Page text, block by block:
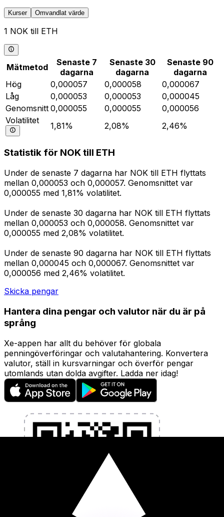
Kurser Omvandlat värde
1 NOK till ETH
Mätmetod
Senaste 7
dagarna
Senaste 30
dagarna
Senaste 90
dagarna
Hög
0,000057 0,000058
0,000067
Låg
0,000053 0,000053
0,000045
Genomsnitt 0,000055 0,000055
0,000056
Volatilitet
1,81% 2,08% 2,46%
Statistik för NOK till ETH
Under de senaste 7 dagarna har NOK till ETH flyttats
mellan 0,000053 och 0,000057. Genomsnittet var
0,000055 med 1,81% volatilitet.
Under de senaste 30 dagarna har NOK till ETH flyttats
mellan 0,000053 och 0,000058. Genomsnittet var
0,000055 med 2,08% volatilitet.
Under de senaste 90 dagarna har NOK till ETH flyttats
mellan 0,000045 och 0,000067. Genomsnittet var
0,000056 med 2,46% volatilitet.
Skicka pengar
Hantera dina pengar och valutor när du är på
språng
Xe-appen har allt du behöver för globala
penningöverföringar och valutahantering. Konvertera
valutor, ställ in kursvarningar och överför pengar
utomlands utan dolda avgifter. Ladda ner idag!